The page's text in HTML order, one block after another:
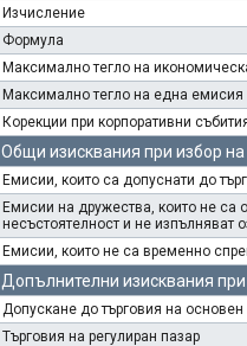
Изчисление
Формула
Максимално тегло на
Максимално тегло на една емисия
Корекции при корпоративни
Общи изисквания при избор
Емисии, които са допуснати до
Емисии на дружества, които не са
несъстоятелност и не изпълняват
Емисии, които не са временно
Допълнителни изисквания
Допускане до търговия на основен
Търговия на регулиран пазар